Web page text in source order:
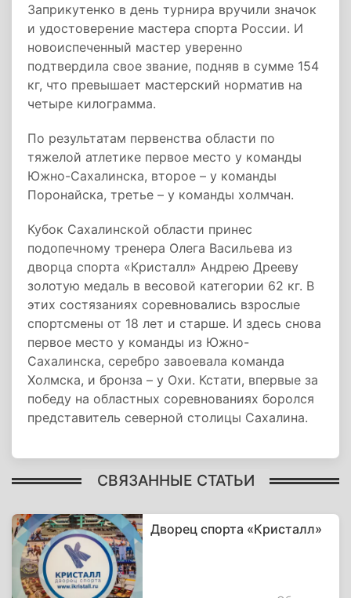
Заприкутенко в день турнира вручили значок
и удостоверение мастера спорта России. И
новоиспеченный мастер уверенно
подтвердила свое звание, подняв в сумме 154
кг, что превышает мастерский норматив на
четыре килограмма.
По результатам первенства области по
тяжелой атлетике первое место у команды
Южно-Сахалинска, второе – у команды
Поронайска, третье – у команды холмчан.
Кубок Сахалинской области принес
подопечному тренера Олега Васильева из
дворца спорта «Кристалл» Андрею Дрееву
золотую медаль в весовой категории 62 кг. В
этих состязаниях соревновались взрослые
спортсмены от 18 лет и старше. И здесь снова
первое место у команды из Южно-
Сахалинска, серебро завоевала команда
Холмска, и бронза – у Охи. Кстати, впервые за
победу на областных соревнованиях боролся
представитель северной столицы Сахалина.
СВЯЗАННЫЕ СТАТЬИ
Дворец спорта «Кристалл»